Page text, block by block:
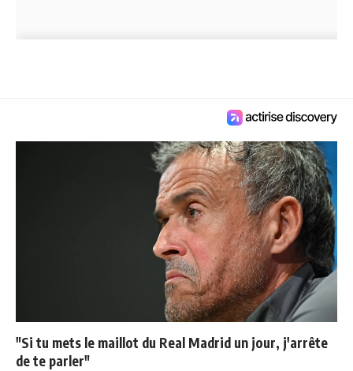
"Si tu mets le maillot du Real Madrid un jour, j'arrête
de te parler"